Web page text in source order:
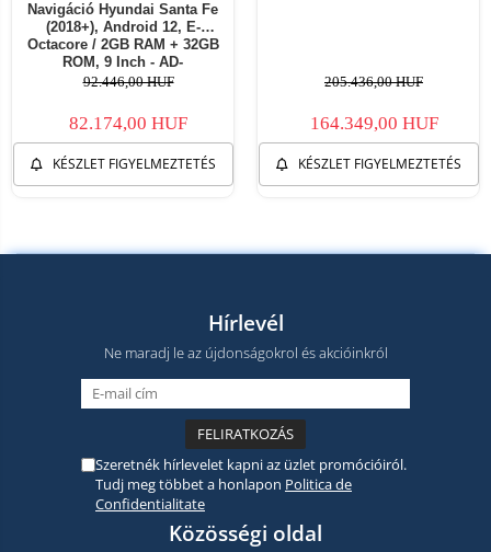
Navigáció Hyundai Santa Fe
(2018+), Android 12, E-
Octacore / 2GB RAM + 32GB
ROM, 9 Inch - AD-
BGE9002+AD-BGRKIT225
92.446,00 HUF
82.174,00 HUF
KÉSZLET FIGYELMEZTETÉS
205.436,00 HUF
164.349,00 HUF
KÉSZLET FIGYELMEZTETÉS
Hírlevél
Ne maradj le az újdonságokrol és akcióinkról
Szeretnék hírlevelet kapni az üzlet promócióiról.
Tudj meg többet a honlapon Politica de
Confidentialitate
Közösségi oldal